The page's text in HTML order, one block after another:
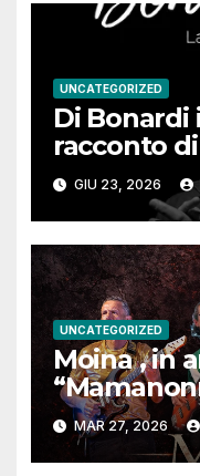
UNCATEGORIZED
Di Bonardi
racconto
memoria,
GIU 23, 2026
UNCATEGORIZED
Moina , in
debutto
MAR 27, 2026